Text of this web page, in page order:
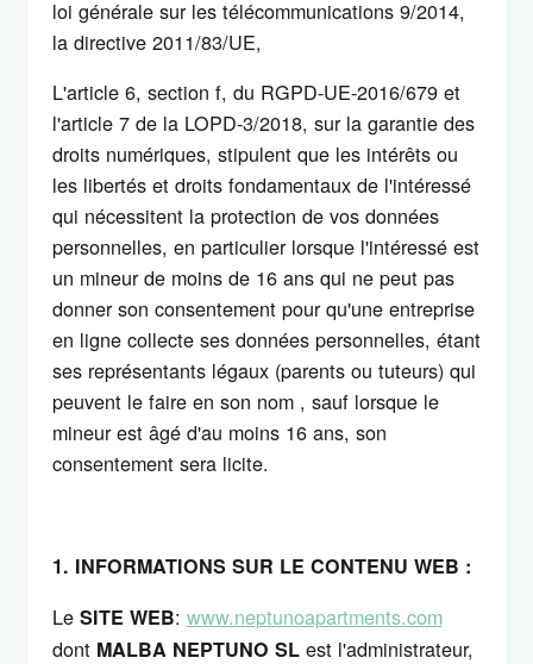
loi générale sur les télécommunications 9/2014,
la directive 2011/83/UE,
L'article 6, section f, du RGPD-UE-2016/679 et
l'article 7 de la LOPD-3/2018, sur la garantie des
droits numériques, stipulent que les intérêts ou
les libertés et droits fondamentaux de l'intéressé
qui nécessitent la protection de vos données
personnelles, en particulier lorsque l'intéressé est
un mineur de moins de 16 ans qui ne peut pas
donner son consentement pour qu'une entreprise
en ligne collecte ses données personnelles, étant
ses représentants légaux (parents ou tuteurs) qui
peuvent le faire en son nom , sauf lorsque le
mineur est âgé d'au moins 16 ans, son
consentement sera licite.
1. INFORMATIONS SUR LE CONTENU WEB :
Le SITE WEB: www.neptunoapartments.com
dont MALBA NEPTUNO SLest l'administrateur,